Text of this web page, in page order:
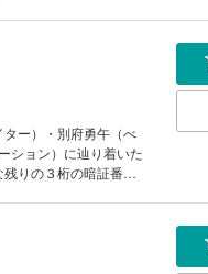
乗り込んだ――！
ー）・別府勇午（べ
ション）に辿り着いた
りの３桁の暗証番号